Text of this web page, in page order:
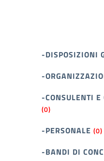
-DISPOSIZIONI
-
-CONSULENTI E
(0)
-PERSONALE (0)
-BANDI DI